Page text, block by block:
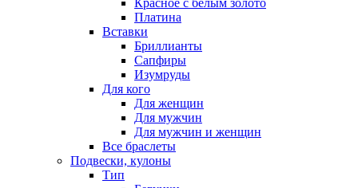
Красное с белым золото
Платина
Вставки
Бриллианты
Сапфиры
Изумруды
Для кого
Для женщин
Для мужчин
Для мужчин и женщин
Все браслеты
Подвески, кулоны
Тип